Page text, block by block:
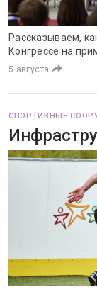
Рассказываем,
Конгрессе на
5 августа
СПОРТИВНЫЕ